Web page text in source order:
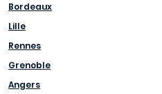
Bordeaux
Lille
Rennes
Grenoble
Angers